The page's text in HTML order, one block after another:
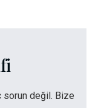
sorun değil. Bize